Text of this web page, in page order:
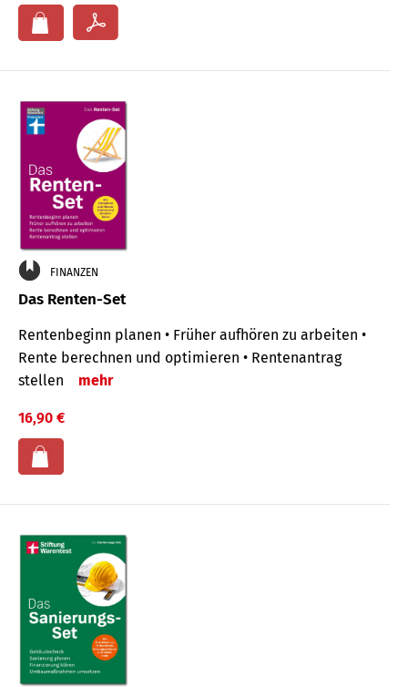
FINANZEN
Das Renten-Set
Rentenbeginn planen • Früher aufhören zu arbeiten •
Rente berechnen und optimieren • Rentenantrag
stellen
mehr
16,90 €